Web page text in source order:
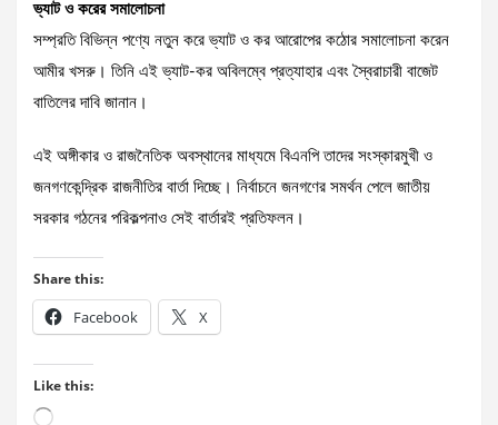
ভ্যাট ও করের সমালোচনা
সম্প্রতি বিভিন্ন পণ্যে নতুন করে ভ্যাট ও কর আরোপের কঠোর সমালোচনা করেন
আমীর খসরু। তিনি এই ভ্যাট-কর অবিলম্বে প্রত্যাহার এবং স্বৈরাচারী বাজেট
বাতিলের দাবি জানান।
এই অঙ্গীকার ও রাজনৈতিক অবস্থানের মাধ্যমে বিএনপি তাদের সংস্কারমুখী ও
জনগণকেন্দ্রিক রাজনীতির বার্তা দিচ্ছে। নির্বাচনে জনগণের সমর্থন পেলে জাতীয়
সরকার গঠনের পরিকল্পনাও সেই বার্তারই প্রতিফলন।
Share this:
Facebook X
Like this:
Loading…